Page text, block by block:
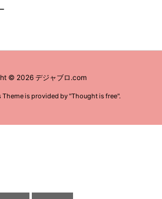
© 2026 デジャブロ.com
Theme is provided by "Thought is free".